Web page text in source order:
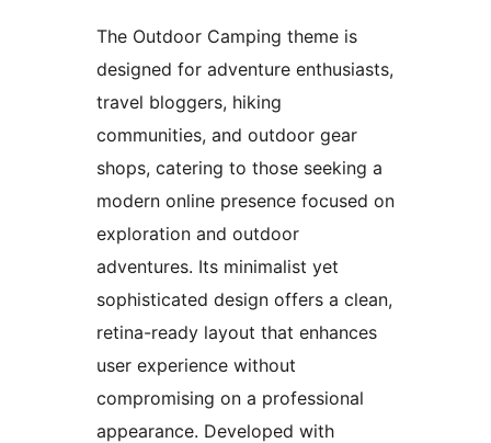
The Outdoor Camping theme is
designed for adventure enthusiasts,
travel bloggers, hiking
communities, and outdoor gear
shops, catering to those seeking a
modern online presence focused on
exploration and outdoor
adventures. Its minimalist yet
sophisticated design offers a clean,
retina-ready layout that enhances
user experience without
compromising on a professional
appearance. Developed with